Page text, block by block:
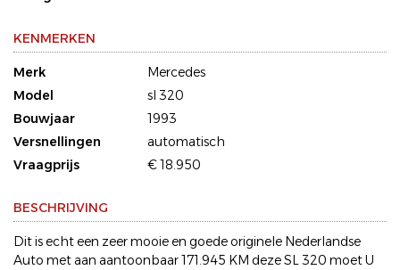
KENMERKEN
Merk
Mercedes
Model
sl 320
Bouwjaar
1993
Versnellingen
automatisch
Vraagprijs
€ 18.950
BESCHRIJVING
Dit is echt een zeer mooie en goede originele Nederlandse
Auto met aan aantoonbaar 171.945 KM deze SL 320 moet U